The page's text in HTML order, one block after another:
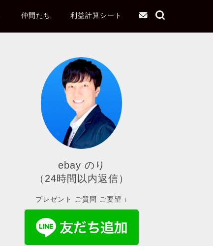
仲間たち 利益計算シート
ebay のり
（24時間以内返信）
プレゼント ご質問 ご要望 ↓